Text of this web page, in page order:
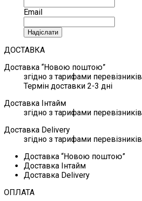
Email
Надіслати
ДОСТАВКА
Доставка “Новою поштою”
згідно з тарифами перевізників
Термін доставки 2-3 дні
Доставка Інтайм
згідно з тарифами перевізників
Доставка Delivery
згідно з тарифами перевізників
Доставка “Новою поштою”
Доставка Інтайм
Доставка Delivery
ОПЛАТА